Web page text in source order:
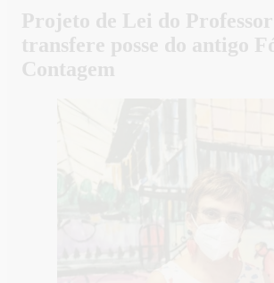
Projeto de Lei do
transfere posse do antigo
Contagem